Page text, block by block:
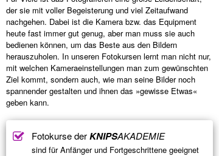
der sie mit voller Begeisterung und viel Zeitaufwand
nachgehen. Dabei ist die Kamera bzw. das Equipment
heute fast immer gut genug, aber man muss sie auch
bedienen können, um das Beste aus den Bildern
herauszuholen. In unseren Fotokursen lernt man nicht nur,
mit welchen Kameraeinstellungen man zum gewünschten
Ziel kommt, sondern auch, wie man seine Bilder noch
spannender gestalten und ihnen das »gewisse Etwas«
geben kann.
Fotokurse derKNIPSAKADEMIE
sind für Anfänger und Fortgeschrittene geeignet